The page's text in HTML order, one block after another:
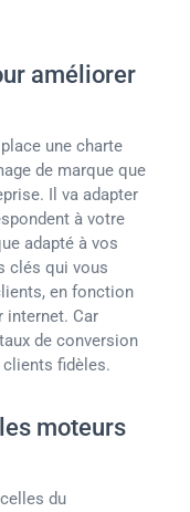
améliorer
une charte
de marque que
Il va adapter
à votre
adapté à vos
clés qui vous
en fonction
internet. Car
de conversion
fidèles.
moteurs
du